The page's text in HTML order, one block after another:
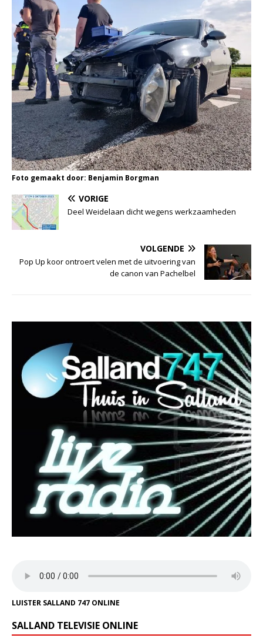
Foto gemaakt door: Benjamin Borgman
VORIGE
Deel Weidelaan dicht wegens werkzaamheden
VOLGENDE
Pop Up koor ontroert velen met de uitvoering van
de canon van Pachelbel
LUISTER SALLAND 747 ONLINE
SALLAND TELEVISIE ONLINE